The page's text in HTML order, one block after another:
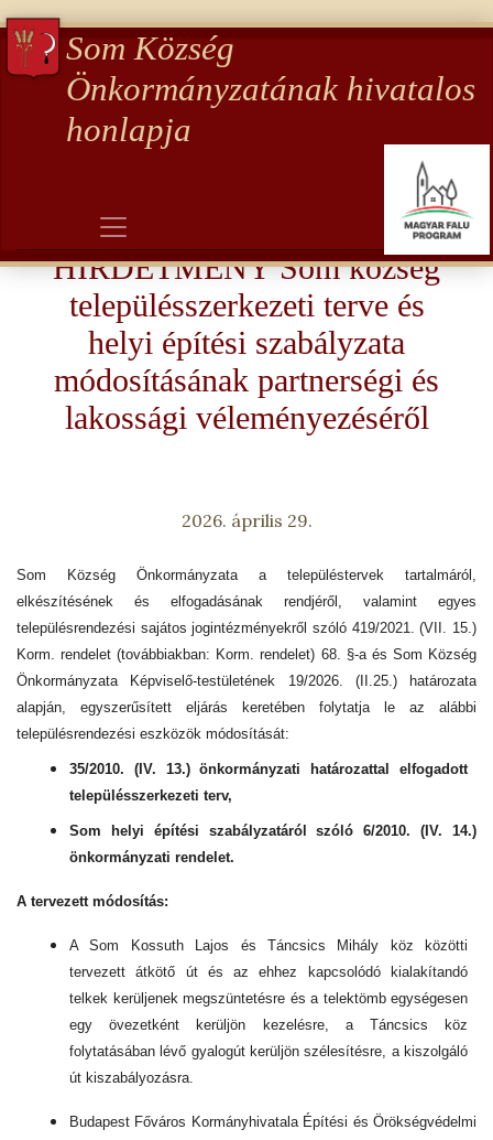
Som Község
Önkormányzatának hivatalos
honlapja
Aktualitások
HIRDETMÉNY Som község
településszerkezeti terve és
helyi építési szabályzata
módosításának partnerségi és
lakossági véleményezéséről
2026. április 29.
Som Község Önkormányzata a településtervek tartalmáról,
elkészítésének és elfogadásának rendjéről, valamint egyes
településrendezési sajátos jogintézményekről szóló 419/2021. (VII. 15.)
Korm. rendelet (továbbiakban: Korm. rendelet) 68. §-a és Som Község
Önkormányzata Képviselő-testületének 19/2026. (II.25.) határozata
alapján, egyszerűsített eljárás keretében folytatja le az alábbi
településrendezési eszközök módosítását:
35/2010. (IV. 13.) önkormányzati határozattal elfogadott
településszerkezeti terv,
Som helyi építési szabályzatáról szóló6/2010. (IV. 14.)
önkormányzati rendelet.
A tervezett módosítás:
A Som Kossuth Lajos és Táncsics Mihály köz közötti
tervezett átkötő út és az ehhez kapcsolódó kialakítandó
telkek kerüljenek megszüntetésre és a telektömb egységesen
egy övezetként kerüljön kezelésre, a Táncsics köz
folytatásában lévő gyalogút kerüljön szélesítésre, a kiszolgáló
út kiszabályozásra.
Budapest Főváros Kormányhivatala Építési és Örökségvédelmi